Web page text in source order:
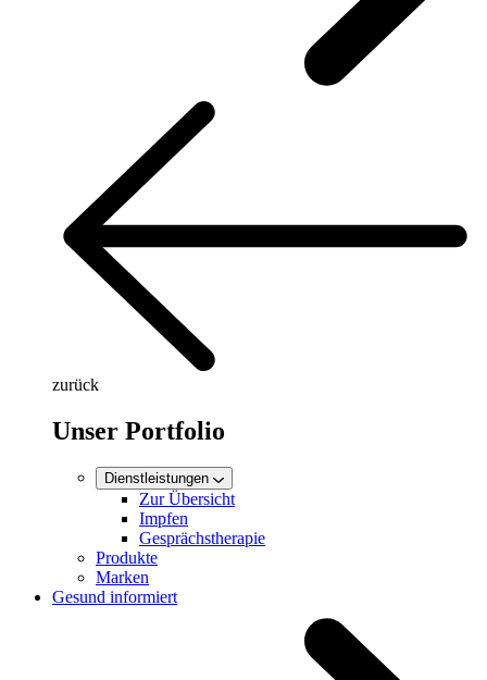
zurück
Unser Portfolio
Dienstleistungen
Zur Übersicht
Impfen
Gesprächstherapie
Produkte
Marken
Gesund informiert